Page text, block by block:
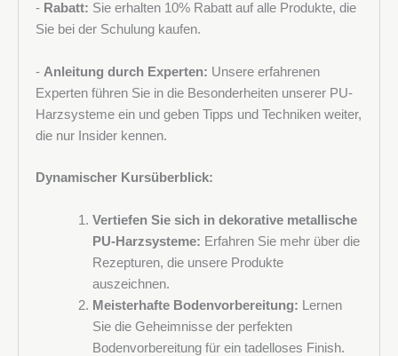
- Rabatt: Sie erhalten 10% Rabatt auf alle Produkte, die
Sie bei der Schulung kaufen.
- Anleitung durch Experten: Unsere erfahrenen
Experten führen Sie in die Besonderheiten unserer PU-
Harzsysteme ein und geben Tipps und Techniken weiter,
die nur Insider kennen.
Dynamischer Kursüberblick:
Vertiefen Sie sich in dekorative metallische
PU-Harzsysteme: Erfahren Sie mehr über die
Rezepturen, die unsere Produkte
auszeichnen.
Meisterhafte Bodenvorbereitung: Lernen
Sie die Geheimnisse der perfekten
Bodenvorbereitung für ein tadelloses Finish.